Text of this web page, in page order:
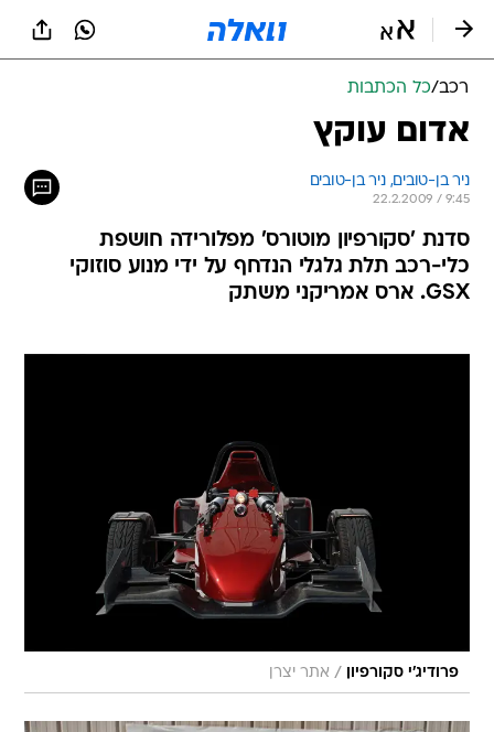
רכב/כל הכתבות
אדום עוקץ
ניר בן-טובים, ניר בן-טובים
22.2.2009 / 9:45
סדנת 'סקורפיון מוטורס' מפלורידה חושפת
כלי-רכב תלת גלגלי הנדחף על ידי מנוע סוזוקי
GSX. ארס אמריקני משתק
פרודיג'י סקורפיון / אתר יצרן